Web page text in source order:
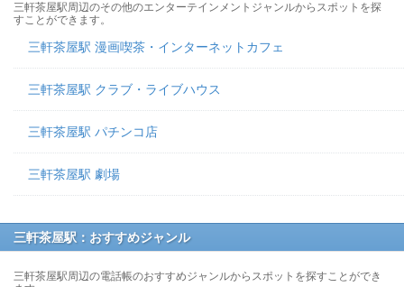
三軒茶屋駅周辺のその他のエンターテインメントジャンルからスポットを探
すことができます。
三軒茶屋駅 漫画喫茶・インターネットカフェ
三軒茶屋駅 クラブ・ライブハウス
三軒茶屋駅 パチンコ店
三軒茶屋駅 劇場
三軒茶屋駅：おすすめジャンル
三軒茶屋駅周辺の電話帳のおすすめジャンルからスポットを探すことができ